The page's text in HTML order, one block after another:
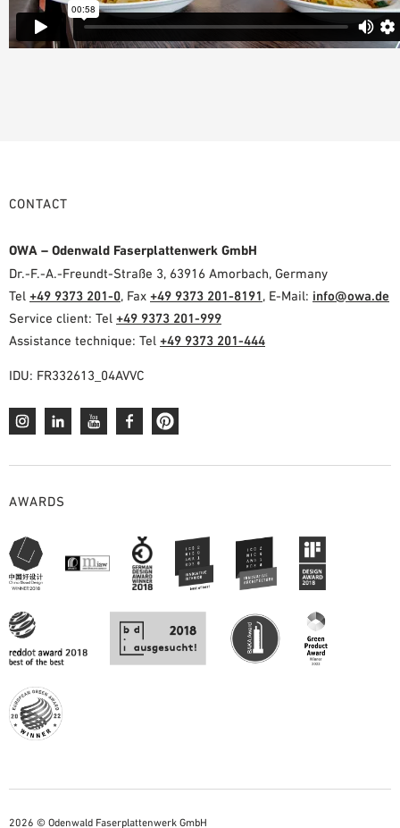
CONTACT
OWA – Odenwald Faserplattenwerk GmbH
Dr.-F.-A.-Freundt-Straße 3, 63916 Amorbach, Germany
Tel +49 9373 201-0, Fax +49 9373 201-8191, E-Mail: info@owa.de
Service client: Tel +49 9373 201-999
Assistance technique: Tel +49 9373 201-444
IDU: FR332613_04AVVC
AWARDS
2026 © Odenwald Faserplattenwerk GmbH